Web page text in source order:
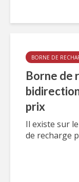
BORNE DE
Borne de
prix
Il existe sur
de recharge